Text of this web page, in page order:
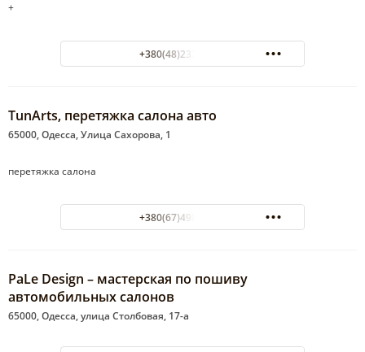
+
+380(48)233-67-95
TunArts, перетяжка салона авто
65000, Одесса, Улица Сахорова, 1
перетяжка салона
+380(67)498-99-47
PaLe Design – мастерская по пошиву
автомобильных салонов
65000, Одесса, улица Столбовая, 17-а